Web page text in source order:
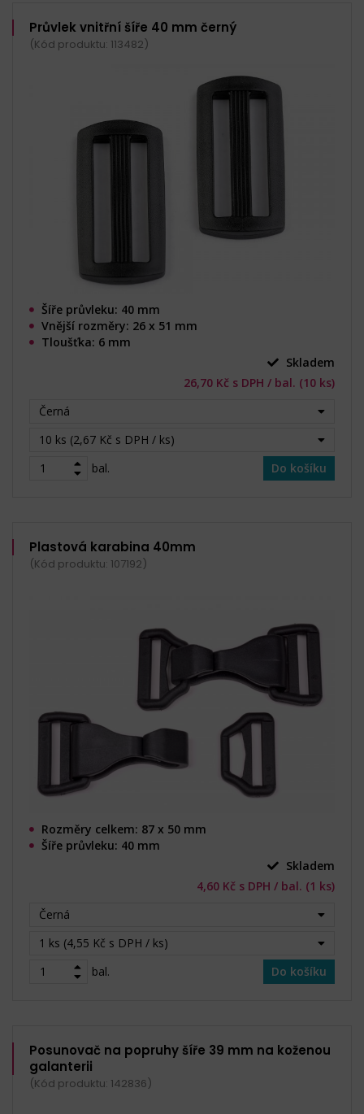
Průvlek vnitřní šíře 40 mm černý
(Kód produktu: 113482)
Šíře průvleku: 40 mm
Vnější rozměry: 26 x 51 mm
Tloušťka: 6 mm
Skladem
26,70 Kč s DPH / bal. (10 ks)
Černá
10 ks (2,67 Kč s DPH / ks)
bal.
Do košíku
Plastová karabina 40mm
(Kód produktu: 107192)
Rozměry celkem: 87 x 50 mm
Šíře průvleku: 40 mm
Skladem
4,60 Kč s DPH / bal. (1 ks)
Černá
1 ks (4,55 Kč s DPH / ks)
bal.
Do košíku
Posunovač na popruhy šíře 39 mm na koženou
galanterii
(Kód produktu: 142836)